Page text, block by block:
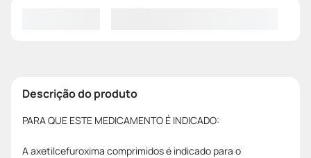
Descrição do produto
PARA QUE ESTE MEDICAMENTO É INDICADO:
A axetilcefuroxima comprimidos é indicado para o